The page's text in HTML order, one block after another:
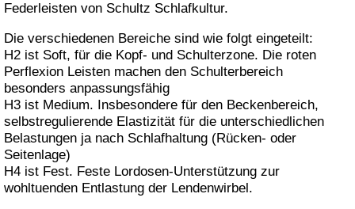
Federleisten von Schultz Schlafkultur.
Die verschiedenen Bereiche sind wie folgt eingeteilt:
H2 ist Soft, für die Kopf- und Schulterzone. Die roten
Perflexion Leisten machen den Schulterbereich
besonders anpassungsfähig
H3 ist Medium. Insbesondere für den Beckenbereich,
selbstregulierende Elastizität für die unterschiedlichen
Belastungen ja nach Schlafhaltung (Rücken- oder
Seitenlage)
H4 ist Fest. Feste Lordosen-Unterstützung zur
wohltuenden Entlastung der Lendenwirbel.